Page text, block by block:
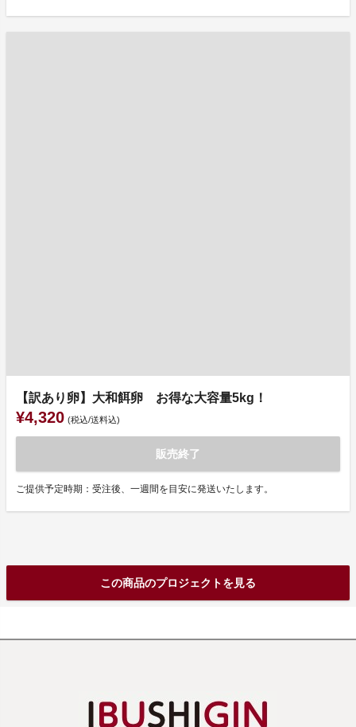
【訳あり卵】大和餌卵 お得な大容量5kg！
¥4,320 (税込/送料込)
販売終了
ご提供予定時期：受注後、一週間を目安に発送いたします。
この商品のプロジェクトを見る